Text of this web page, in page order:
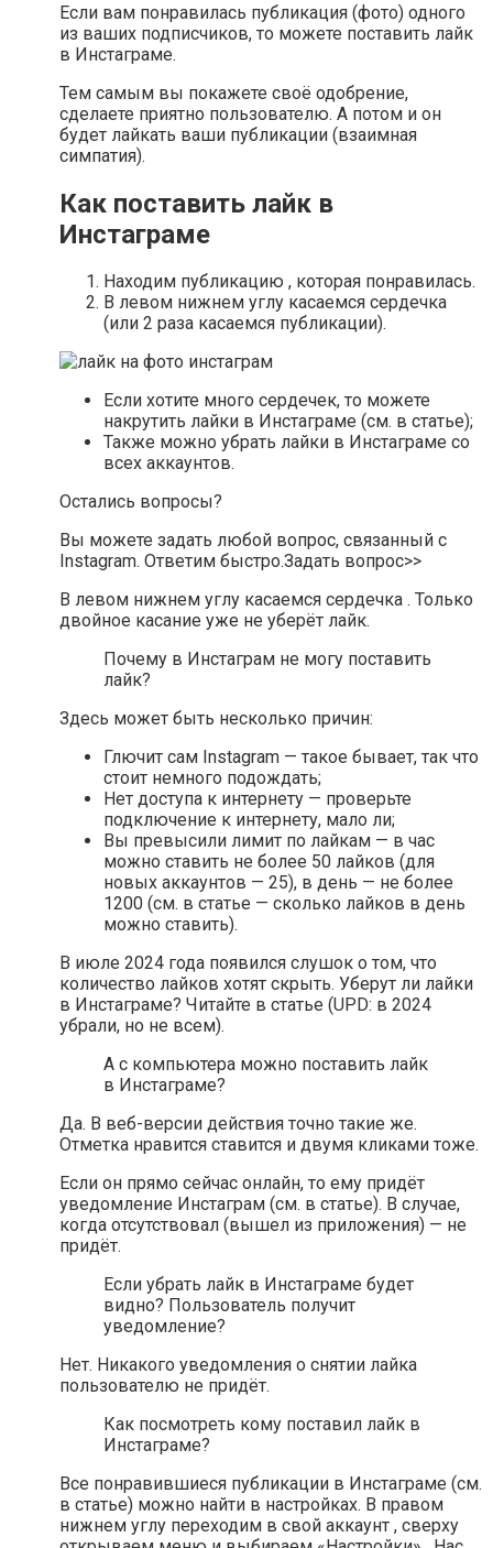
Если вам понравилась публикация (фото) одного
из ваших подписчиков, то можете поставить лайк
в Инстаграме.
Тем самым вы покажете своё одобрение,
сделаете приятно пользователю. А потом и он
будет лайкать ваши публикации (взаимная
симпатия).
Как поставить лайк в
Инстаграме
Находим публикацию , которая понравилась.
В левом нижнем углу касаемся сердечка
(или 2 раза касаемся публикации).
Если хотите много сердечек, то можете
накрутить лайки в Инстаграме (см. в статье);
Также можно убрать лайки в Инстаграме со
всех аккаунтов.
Остались вопросы?
Вы можете задать любой вопрос, связанный с
Instagram. Ответим быстро.Задать вопрос>>
В левом нижнем углу касаемся сердечка . Только
двойное касание уже не уберёт лайк.
Почему в Инстаграм не могу поставить
лайк?
Здесь может быть несколько причин:
Глючит сам Instagram — такое бывает, так что
стоит немного подождать;
Нет доступа к интернету — проверьте
подключение к интернету, мало ли;
Вы превысили лимит по лайкам — в час
можно ставить не более 50 лайков (для
новых аккаунтов — 25), в день — не более
1200 (см. в статье — сколько лайков в день
можно ставить).
В июле 2024 года появился слушок о том, что
количество лайков хотят скрыть. Уберут ли лайки
в Инстаграме? Читайте в статье (UPD: в 2024
убрали, но не всем).
А с компьютера можно поставить лайк
в Инстаграме?
Да. В веб-версии действия точно такие же.
Отметка нравится ставится и двумя кликами тоже.
Если он прямо сейчас онлайн, то ему придёт
уведомление Инстаграм (см. в статье). В случае,
когда отсутствовал (вышел из приложения) — не
придёт.
Если убрать лайк в Инстаграме будет
видно? Пользователь получит
уведомление?
Нет. Никакого уведомления о снятии лайка
пользователю не придёт.
Как посмотреть кому поставил лайк в
Инстаграме?
Все понравившиеся публикации в Инстаграме (см.
в статье) можно найти в настройках. В правом
нижнем углу переходим в свой аккаунт , сверху